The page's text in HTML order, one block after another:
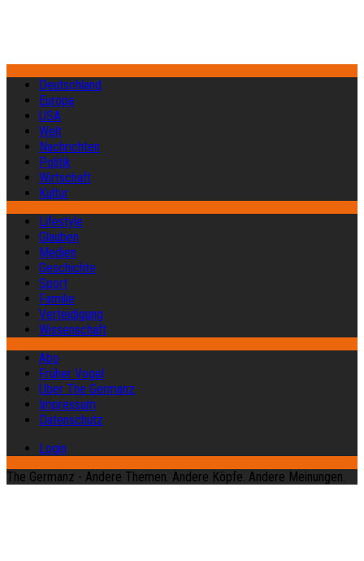
Deutschland
Europa
USA
Welt
Nachrichten
Politik
Wirtschaft
Kultur
Lifestyle
Glauben
Medien
Geschichte
Sport
Familie
Verteidigung
Wissenschaft
Abo
Früher Vogel
Über The Germanz
Impressum
Datenschutz
Login
The Germanz - Andere Themen. Andere Köpfe. Andere Meinungen.